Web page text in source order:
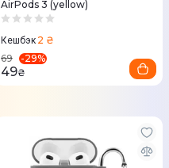
AirPods 3 (yellow)
Кешбэк 2 ₴
69
-29%
49₴